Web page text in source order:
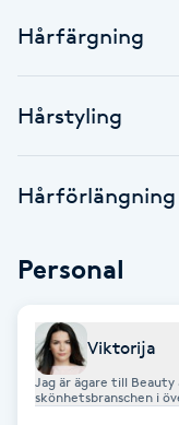
Frekvensterapi
Friskvårdsmassage
Frisör
Funktionsanalys
Färgning
Hårfärgning
Hårstyling
Hårförlängning
Personal
Viktorija
Jag är ägare till
skönhetsbranschen i